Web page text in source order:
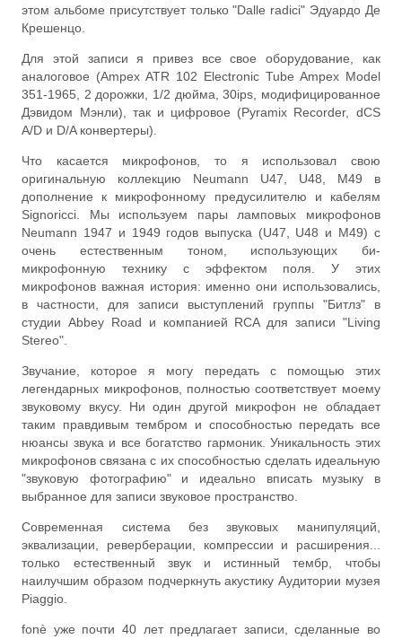
этом альбоме присутствует только "Dalle radici" Эдуардо Де
Крешенцо.
Для этой записи я привез все свое оборудование, как
аналоговое (Ampex ATR 102 Electronic Tube Ampex Model
351-1965, 2 дорожки, 1/2 дюйма, 30ips, модифицированное
Дэвидом Мэнли), так и цифровое (Pyramix Recorder, dCS
A/D и D/A конвертеры).
Что касается микрофонов, то я использовал свою
оригинальную коллекцию Neumann U47, U48, M49 в
дополнение к микрофонному предусилителю и кабелям
Signoricci. Мы используем пары ламповых микрофонов
Neumann 1947 и 1949 годов выпуска (U47, U48 и M49) с
очень естественным тоном, использующих би-
микрофонную технику с эффектом поля. У этих
микрофонов важная история: именно они использовались,
в частности, для записи выступлений группы "Битлз" в
студии Abbey Road и компанией RCA для записи "Living
Stereo".
Звучание, которое я могу передать с помощью этих
легендарных микрофонов, полностью соответствует моему
звуковому вкусу. Ни один другой микрофон не обладает
таким правдивым тембром и способностью передать все
нюансы звука и все богатство гармоник. Уникальность этих
микрофонов связана с их способностью сделать идеальную
"звуковую фотографию" и идеально вписать музыку в
выбранное для записи звуковое пространство.
Современная система без звуковых манипуляций,
эквализации, реверберации, компрессии и расширения...
только естественный звук и истинный тембр, чтобы
наилучшим образом подчеркнуть акустику Аудитории музея
Piaggio.
fonè уже почти 40 лет предлагает записи, сделанные во